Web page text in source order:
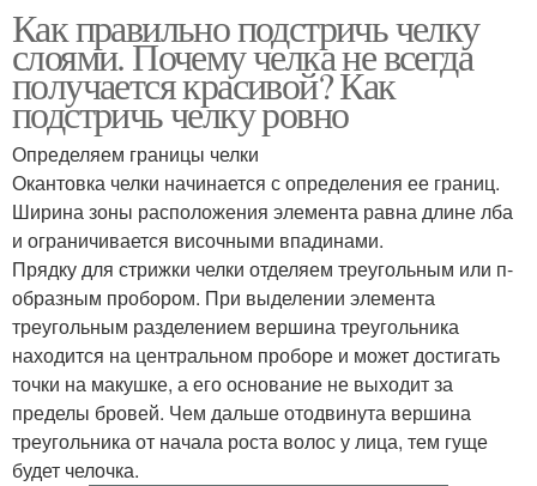
Как правильно подстричь челку
слоями. Почему челка не всегда
получается красивой? Как
подстричь челку ровно
Определяем границы челки
Окантовка челки начинается с определения ее границ.
Ширина зоны расположения элемента равна длине лба
и ограничивается височными впадинами.
Прядку для стрижки челки отделяем треугольным или п-
образным пробором. При выделении элемента
треугольным разделением вершина треугольника
находится на центральном проборе и может достигать
точки на макушке, а его основание не выходит за
пределы бровей. Чем дальше отодвинута вершина
треугольника от начала роста волос у лица, тем гуще
будет челочка.